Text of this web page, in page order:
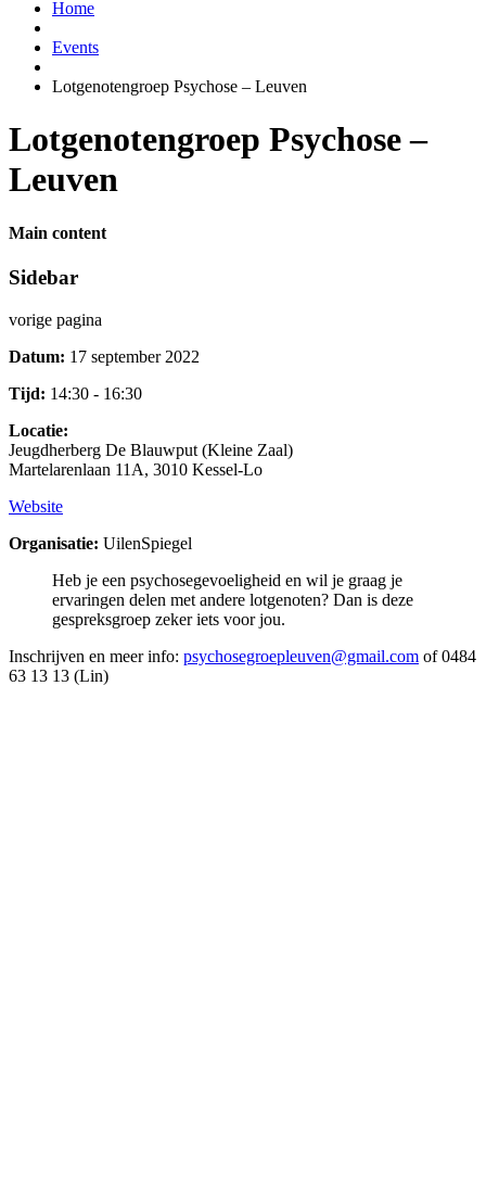
Home
Events
Lotgenotengroep Psychose – Leuven
Lotgenotengroep Psychose –
Leuven
Main content
Sidebar
vorige pagina
Datum: 17 september 2022
Tijd: 14:30 - 16:30
Locatie:
Jeugdherberg De Blauwput (Kleine Zaal)
Martelarenlaan 11A, 3010 Kessel-Lo
Website
Organisatie: UilenSpiegel
Heb je een psychosegevoeligheid en wil je graag je
ervaringen delen met andere lotgenoten? Dan is deze
gespreksgroep zeker iets voor jou.
Inschrijven en meer info: psychosegroepleuven@gmail.com of 0484
63 13 13 (Lin)